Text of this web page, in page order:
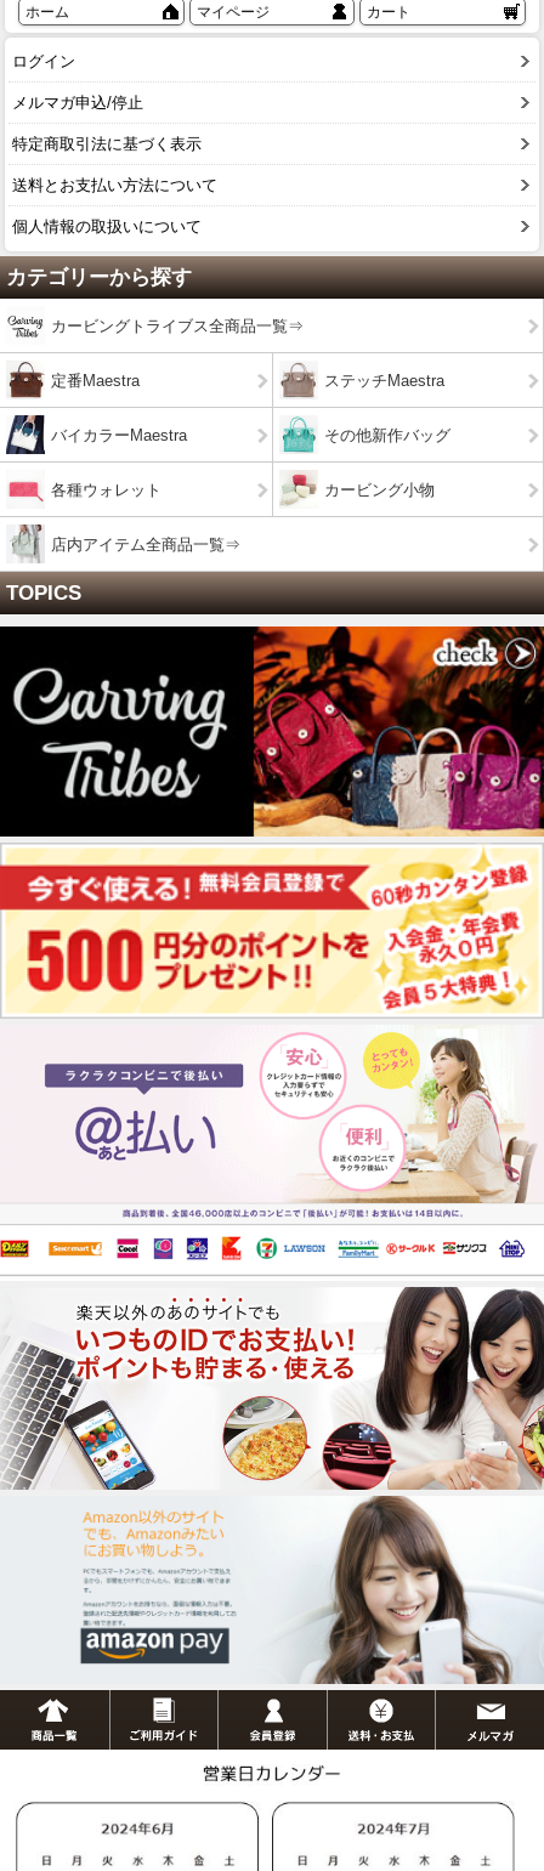
ホーム マイページ カート
ログイン
メルマガ申込/停止
特定商取引法に基づく表示
送料とお支払い方法について
個人情報の取扱いについて
カテゴリーから探す
カービングトライブス全商品一覧⇒
定番Maestra ステッチMaestra
バイカラーMaestra その他新作バッグ
各種ウォレット カービング小物
店内アイテム全商品一覧⇒
TOPICS